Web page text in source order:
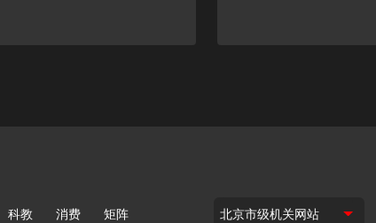
科教 消费 矩阵